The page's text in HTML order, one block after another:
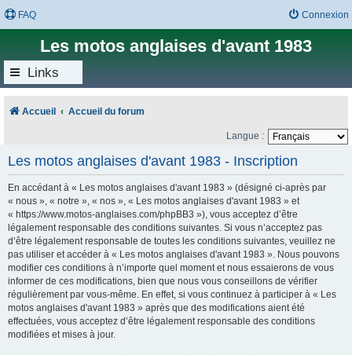
FAQ Connexion
Les motos anglaises d'avant 1983
Links
Accueil Accueil du forum
Langue :
Les motos anglaises d'avant 1983 - Inscription
En accédant à « Les motos anglaises d'avant 1983 » (désigné ci-après par
« nous », « notre », « nos », « Les motos anglaises d'avant 1983 » et
« https://www.motos-anglaises.com/phpBB3 »), vous acceptez d’être
légalement responsable des conditions suivantes. Si vous n’acceptez pas
d’être légalement responsable de toutes les conditions suivantes, veuillez ne
pas utiliser et accéder à « Les motos anglaises d'avant 1983 ». Nous pouvons
modifier ces conditions à n’importe quel moment et nous essaierons de vous
informer de ces modifications, bien que nous vous conseillons de vérifier
régulièrement par vous-même. En effet, si vous continuez à participer à « Les
motos anglaises d'avant 1983 » après que des modifications aient été
effectuées, vous acceptez d’être légalement responsable des conditions
modifiées et mises à jour.